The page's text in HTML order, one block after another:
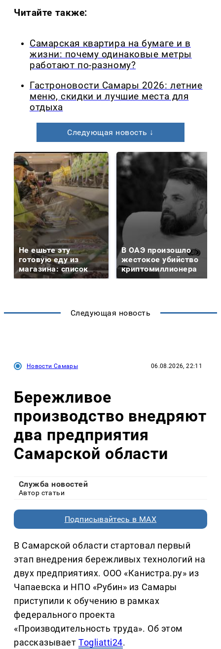
Читайте также:
Самарская квартира на бумаге и в
жизни: почему одинаковые метры
работают по-разному?
Гастроновости Самары 2026: летние
меню, скидки и лучшие места для
отдыха
Следующая новость ↓
Не ешьте эту
готовую еду из
магазина: список
В ОАЭ произошло
жестокое убийство
криптомиллионера
Следующая новость
Новости Самары 06.08.2026, 22:11
Бережливое
производство внедряют
два предприятия
Самарской области
Служба новостей
Автор статьи
Подписывайтесь в MAX
В Самарской области стартовал первый
этап внедрения бережливых технологий на
двух предприятиях. ООО «Канистра.ру» из
Чапаевска и НПО «Рубин» из Самары
приступили к обучению в рамках
федерального проекта
«Производительность труда». Об этом
рассказываетTogliatti24.